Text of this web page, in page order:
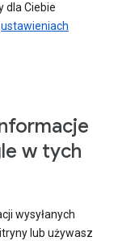
dla Ciebie
ustawieniach
w tych
wysyłanych
lub używasz